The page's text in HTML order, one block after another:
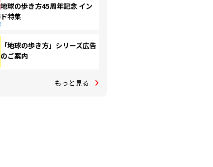
地球の歩き方45周年記念 イン
ド特集
「地球の歩き方」シリーズ広告
のご案内
もっと見る